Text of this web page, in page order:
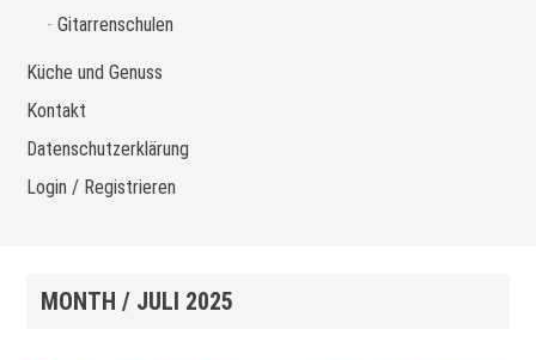
Gitarrenschulen
Küche und Genuss
Kontakt
Datenschutzerklärung
Login / Registrieren
MONTH / JULI 2025